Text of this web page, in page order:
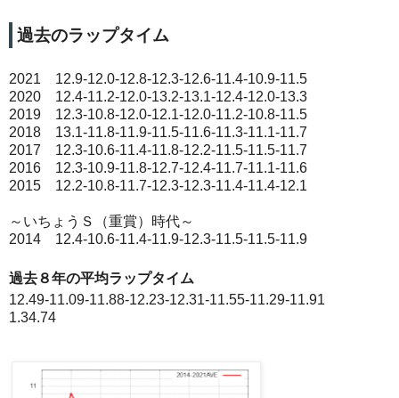
過去のラップタイム
2021 12.9-12.0-12.8-12.3-12.6-11.4-10.9-11.5
2020 12.4-11.2-12.0-13.2-13.1-12.4-12.0-13.3
2019 12.3-10.8-12.0-12.1-12.0-11.2-10.8-11.5
2018 13.1-11.8-11.9-11.5-11.6-11.3-11.1-11.7
2017 12.3-10.6-11.4-11.8-12.2-11.5-11.5-11.7
2016 12.3-10.9-11.8-12.7-12.4-11.7-11.1-11.6
2015 12.2-10.8-11.7-12.3-12.3-11.4-11.4-12.1
～いちょうＳ（重賞）時代～
2014 12.4-10.6-11.4-11.9-12.3-11.5-11.5-11.9
過去８年の平均ラップタイム
12.49-11.09-11.88-12.23-12.31-11.55-11.29-11.91
1.34.74